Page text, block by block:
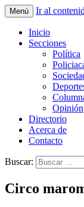
La Yunta
Menú Ir al
Inicio
Secciones
Política
Opinión
Directorio
Acerca de
Contacto
Buscar:
Circo